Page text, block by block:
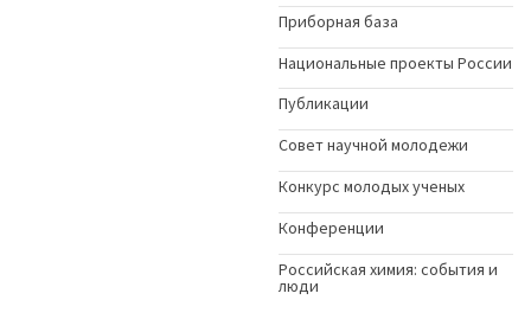
Приборная база
Национальные проекты России
Публикации
Совет научной молодежи
Конкурс молодых ученыx
Конференции
Российская химия: события и
люди